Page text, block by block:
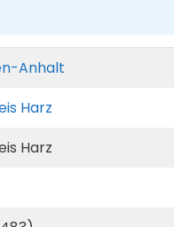
Anhalt
Harz
Harz